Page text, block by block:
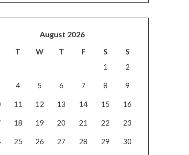
August 2026
T W T F S
S
1
2
4 5 6 7 8 9
11 12 13 14 15 16
18 19 20 21 22 23
25 26 27 28 29 30